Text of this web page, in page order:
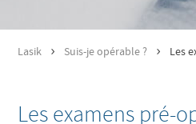
Lasik > Suis-je opérable ? > Les
Les examens pré-